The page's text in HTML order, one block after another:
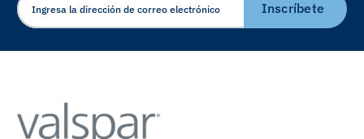
ELECTRÓNICO
Inscríbete